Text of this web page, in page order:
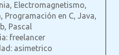
Electromagnetismo,
en C, Java,
Pascal
freelancer
asimetrico